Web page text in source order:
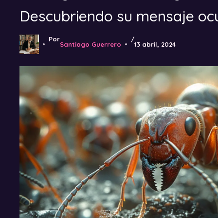
Descubriendo su mensaje
Por
Santiago Guerrero
/
13 abril, 2024